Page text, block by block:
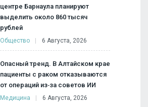
центре Барнаула планируют
выделить около 860 тысяч
рублей
Общество 6 Августа, 2026
Опасный тренд. В Алтайском крае
пациенты с раком отказываются
от операций из‑за советов ИИ
Медицина 6 Августа, 2026